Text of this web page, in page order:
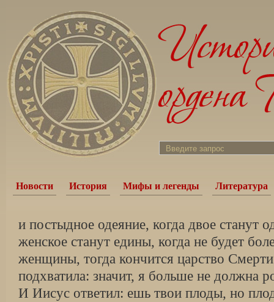
Новости История Мифы и легенды Литература
и постыдное одеяние, когда двое станут
женское станут едины, когда не будет
женщины, тогда кончится царство
подхватила: значит, я больше не должна
И Иисус ответил: ешь твои плоды, но